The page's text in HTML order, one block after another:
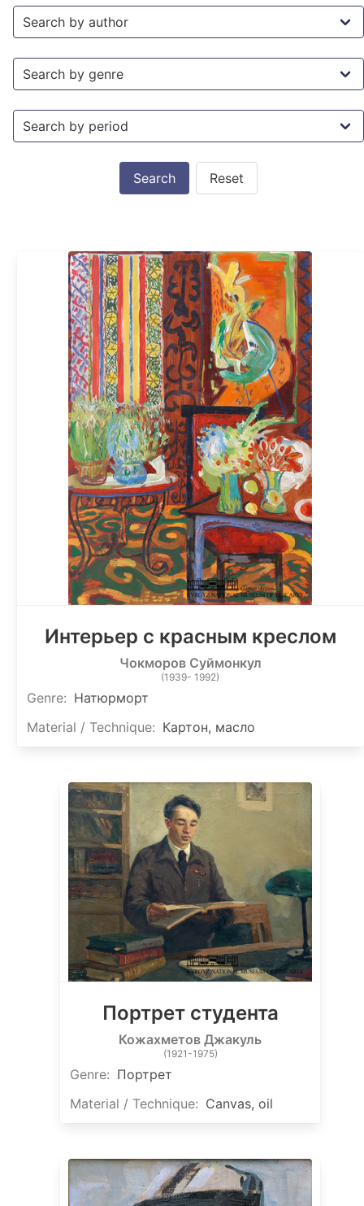
Reset
Интерьер с красным креслом
Чокморов Суймонкул
(1939- 1992)
Genre: Натюрморт
Material / Technique: Картон, масло
Портрет студента
Кожахметов Джакуль
(1921-1975)
Genre: Портрет
Material / Technique: Canvas, oil